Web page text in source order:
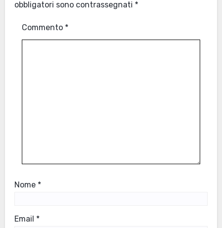
obbligatori sono contrassegnati *
Commento *
Nome *
Email *